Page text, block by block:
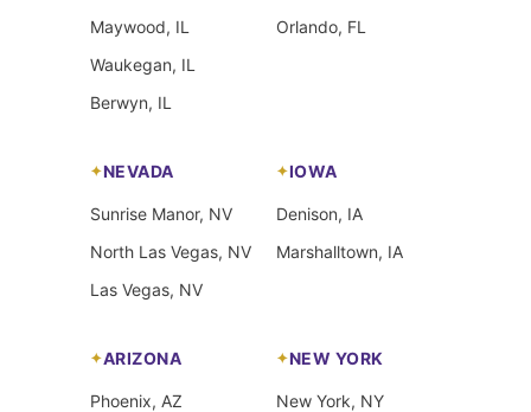
Maywood, IL
Waukegan, IL
Berwyn, IL
Orlando, FL
NEVADA
Sunrise Manor, NV
North Las Vegas, NV
Las Vegas, NV
IOWA
Denison, IA
Marshalltown, IA
ARIZONA
Phoenix, AZ
NEW YORK
New York, NY